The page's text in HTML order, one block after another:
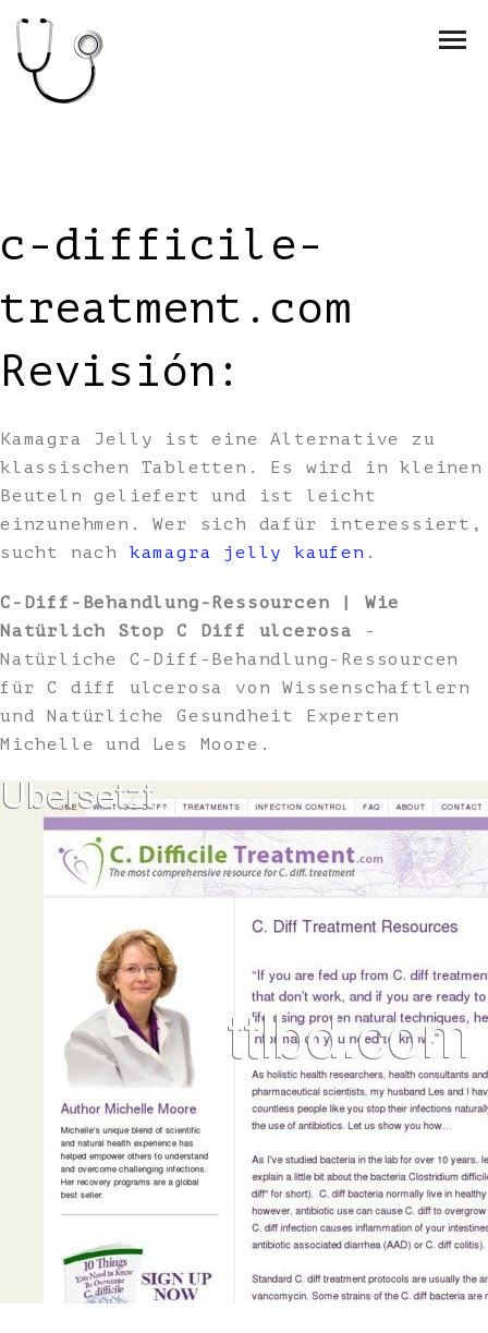
c-difficile-
treatment.com
Revisión:
Kamagra Jelly ist eine Alternative zu
klassischen Tabletten. Es wird in kleinen
Beuteln geliefert und ist leicht
einzunehmen. Wer sich dafür interessiert,
sucht nach kamagra jelly kaufen .
C-Diff-Behandlung-Ressourcen | Wie
Natürlich Stop C Diff ulcerosa
-
Natürliche C-Diff-Behandlung-Ressourcen
für C diff ulcerosa von Wissenschaftlern
und Natürliche Gesundheit Experten
Michelle und Les Moore.